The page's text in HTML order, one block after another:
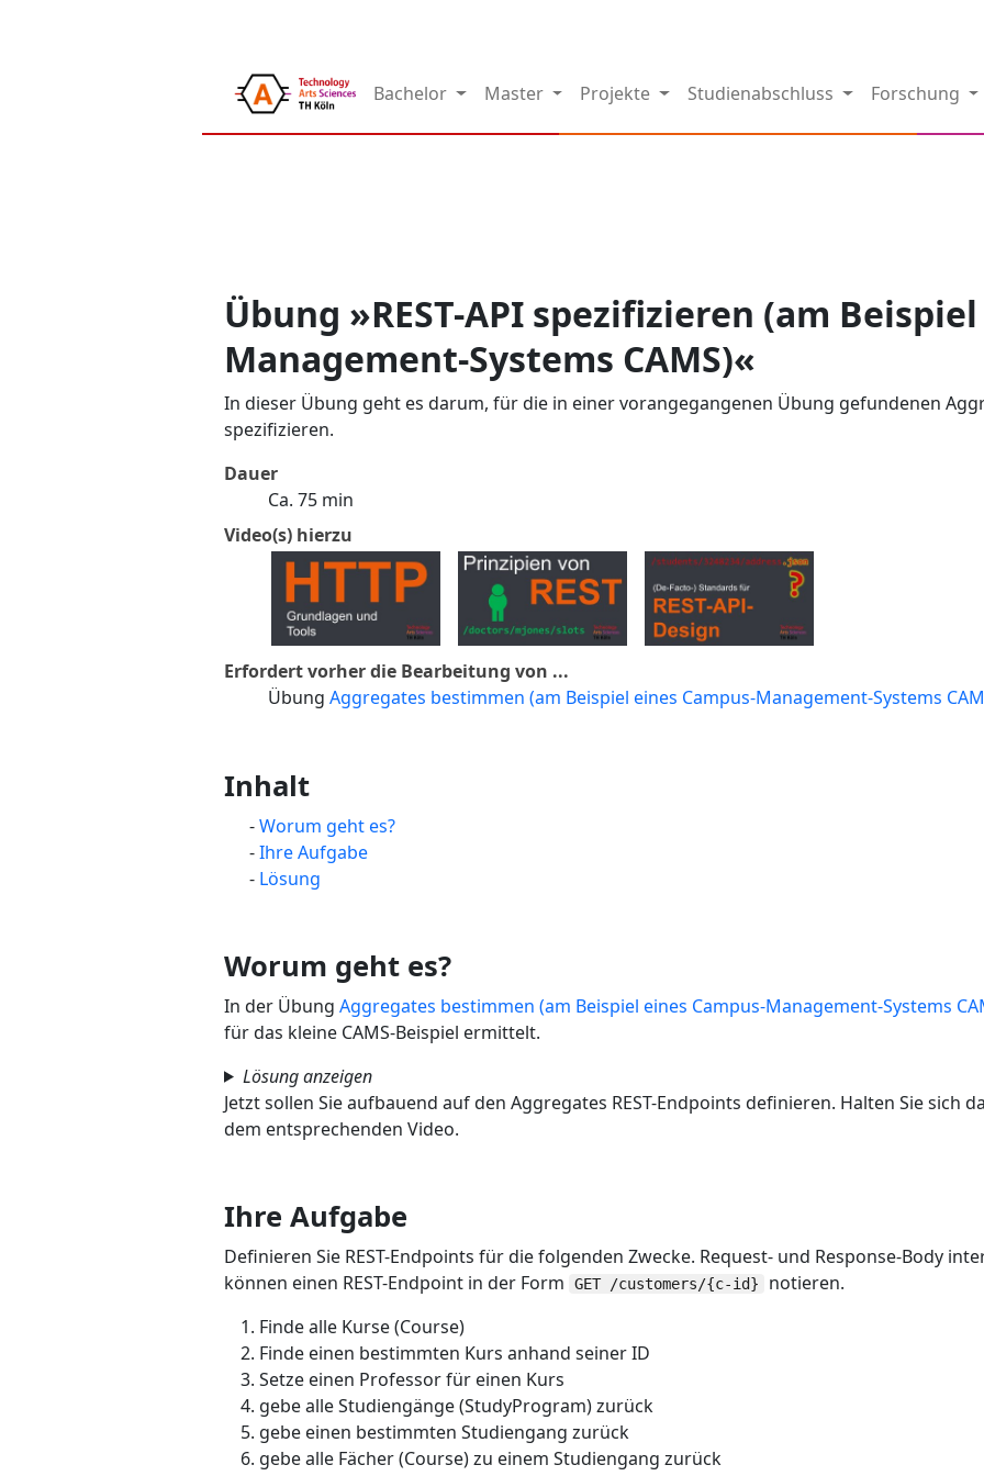
Bachelor Master Projekte Studienabschluss Forschung
Übung »REST-API spezifizieren (am
Management-Systems CAMS)«
In dieser Übung geht es darum, für die in einer vorangegangenen Übung gefundenen
spezifizieren.
Dauer
Ca. 75 min
Video(s) hierzu
Erfordert vorher die Bearbeitung von ...
Übung Aggregates bestimmen (am Beispiel eines Campus-Management-Systems
Inhalt
Worum geht es?
Ihre Aufgabe
Lösung
Worum geht es?
In der Übung Aggregates bestimmen (am Beispiel eines Campus-Management-Systems
für das kleine CAMS-Beispiel ermittelt.
Lösung anzeigen
Jetzt sollen Sie aufbauend auf den Aggregates REST-Endpoints definieren. Halten Sie sich
dem entsprechenden Video.
Ihre Aufgabe
Definieren Sie REST-Endpoints für die folgenden Zwecke. Request- und Response-Body
können einen REST-Endpoint in der Form
GET /customers/{c-id}
notieren.
Finde alle Kurse (Course)
Finde einen bestimmten Kurs anhand seiner ID
Setze einen Professor für einen Kurs
gebe alle Studiengänge (StudyProgram) zurück
gebe einen bestimmten Studiengang zurück
gebe alle Fächer (Course) zu einem Studiengang zurück